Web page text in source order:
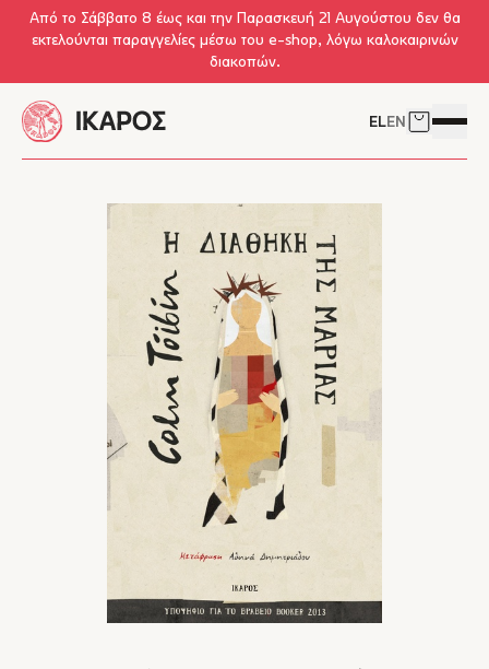
Skip to main content
Από το Σάββατο 8 έως και την Παρασκευή 21 Αυγούστου δεν θα
εκτελούνται παραγγελίες μέσω του e-shop, λόγω καλοκαιρινών
διακοπών.
ELEN Δείτε το